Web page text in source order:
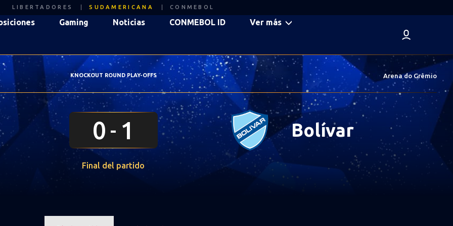
LIBERTADORES SUDAMERICANA CONMEBOL
Gaming Noticias CONMEBOL ID Ver más
KNOCKOUT ROUND PLAY-OFFS Arena do Grêmio
0 1 Bolívar
Final del partido